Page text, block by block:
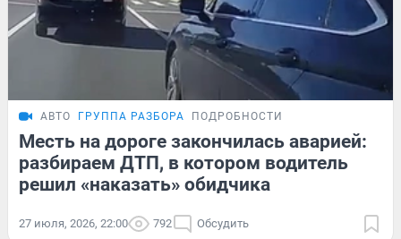
АВТО ГРУППА РАЗБОРА ПОДРОБНОСТИ
Месть на дороге закончилась аварией:
разбираем ДТП, в котором водитель
решил «наказать» обидчика
27 июля, 2026, 22:00 792 Обсудить